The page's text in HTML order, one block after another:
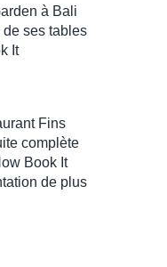
à Bali
ses tables
It
Fins
complète
Book It
de plus